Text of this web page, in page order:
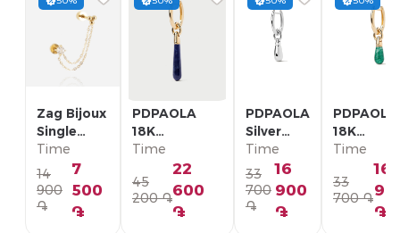
Zag Bijoux
Single
Earring/
SLA22993-
01WHT
Time
14
900
֏
7
500
֏
PDPAOLA
18K
Позолоченная
Серебряная
Моно-серьга/
PG01-336-U
Time
45
200 ֏
22
600
֏
PDPAOLA
Silver
Single
Earring/
PG02-
092-U
Time
33
700
֏
16
900
֏
PDPAOLA
18K
Моно-
PG01-
Time
33
700 ֏
16
֏